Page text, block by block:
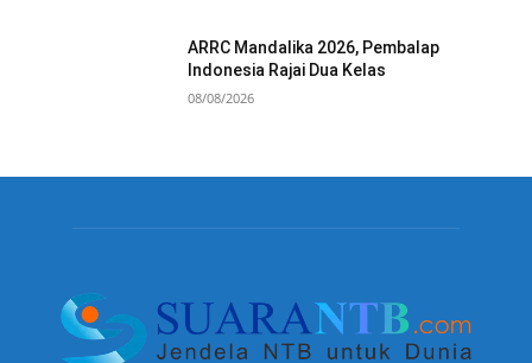
ARRC Mandalika 2026, Pembalap
Indonesia Rajai Dua Kelas
08/08/2026